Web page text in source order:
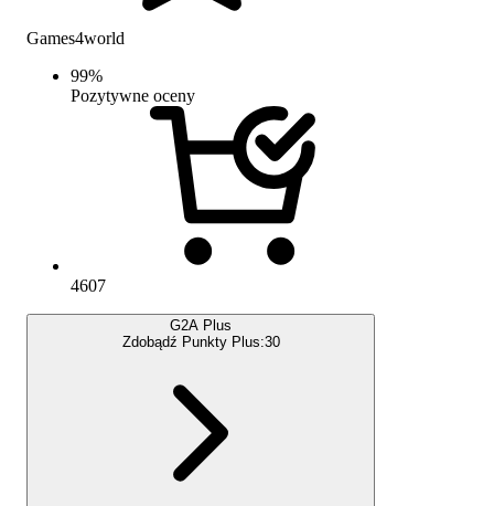
Games4world
99%
Pozytywne oceny
4607
G2A Plus
Zdobądź Punkty Plus:30